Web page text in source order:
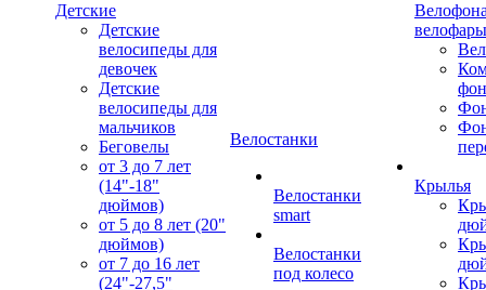
Детские
Детские
велосипеды для
девочек
Детские
велосипеды для
мальчиков
Беговелы
от 3 до 7 лет
(14"-18"
дюймов)
от 5 до 8 лет (20"
дюймов)
от 7 до 16 лет
(24"-27,5"
Велостанки
Велостанки
smart
Велостанки
под колесо
велофары
Крылья